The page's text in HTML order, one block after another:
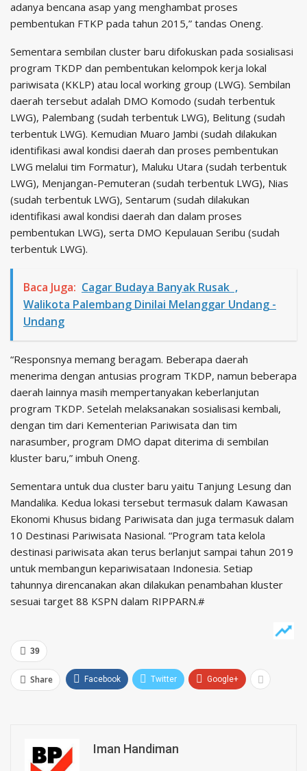
adanya bencana asap yang menghambat proses
pembentukan FTKP pada tahun 2015,” tandas Oneng.
Sementara sembilan cluster baru difokuskan pada sosialisasi
program TKDP dan pembentukan kelompok kerja lokal
pariwisata (KKLP) atau local working group (LWG). Sembilan
daerah tersebut adalah DMO Komodo (sudah terbentuk
LWG), Palembang (sudah terbentuk LWG), Belitung (sudah
terbentuk LWG). Kemudian Muaro Jambi (sudah dilakukan
identifikasi awal kondisi daerah dan proses pembentukan
LWG melalui tim Formatur), Maluku Utara (sudah terbentuk
LWG), Menjangan-Pemuteran (sudah terbentuk LWG), Nias
(sudah terbentuk LWG), Sentarum (sudah dilakukan
identifikasi awal kondisi daerah dan dalam proses
pembentukan LWG), serta DMO Kepulauan Seribu (sudah
terbentuk LWG).
Baca Juga: Cagar Budaya Banyak Rusak ,
Walikota Palembang Dinilai Melanggar Undang -
Undang
“Responsnya memang beragam. Beberapa daerah
menerima dengan antusias program TKDP, namun beberapa
daerah lainnya masih mempertanyakan keberlanjutan
program TKDP. Setelah melaksanakan sosialisasi kembali,
dengan tim dari Kementerian Pariwisata dan tim
narasumber, program DMO dapat diterima di sembilan
kluster baru,” imbuh Oneng.
Sementara untuk dua cluster baru yaitu Tanjung Lesung dan
Mandalika. Kedua lokasi tersebut termasuk dalam Kawasan
Ekonomi Khusus bidang Pariwisata dan juga termasuk dalam
10 Destinasi Pariwisata Nasional. “Program tata kelola
destinasi pariwisata akan terus berlanjut sampai tahun 2019
untuk membangun kepariwisataan Indonesia. Setiap
tahunnya direncanakan akan dilakukan penambahan kluster
sesuai target 88 KSPN dalam RIPPARN.#
39
Share Facebook Twitter Google+
Iman Handiman